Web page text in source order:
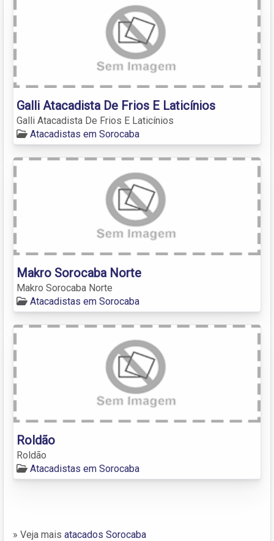
Galli Atacadista De Frios E Laticínios
Galli Atacadista De Frios E Laticínios
Atacadistas em Sorocaba
Makro Sorocaba Norte
Makro Sorocaba Norte
Atacadistas em Sorocaba
Roldão
Roldão
Atacadistas em Sorocaba
» Veja mais atacados Sorocaba